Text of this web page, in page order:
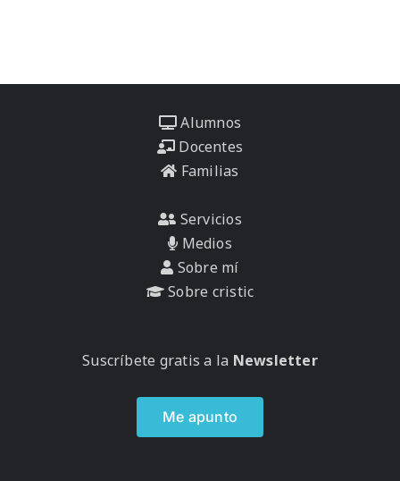
Alumnos
Docentes
Familias
Servicios
Medios
Sobre mí
Sobre cristic
Suscríbete gratis a la Newsletter
Me apunto